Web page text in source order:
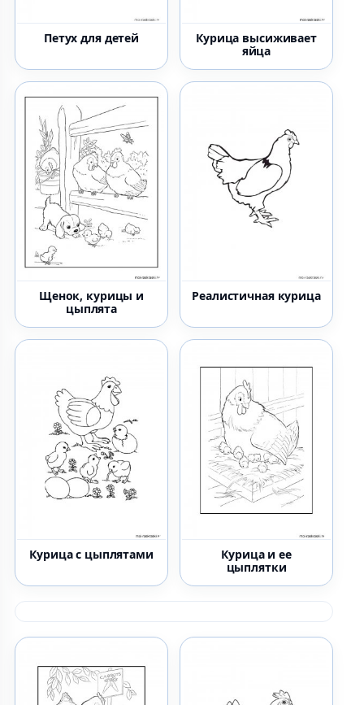
Петух для детей
Курица высиживает
яйца
Щенок, курицы и
цыплята
Реалистичная курица
Курица с цыплятами
Курица и ее
цыплятки